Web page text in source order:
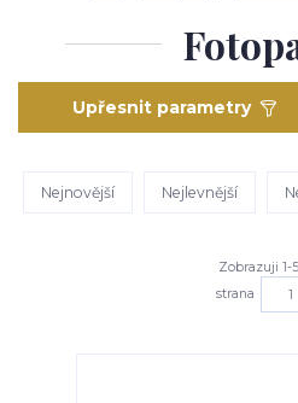
Upřesnit parametry
Nejnovější Nejlevnější
Zobrazuji 1-
strana